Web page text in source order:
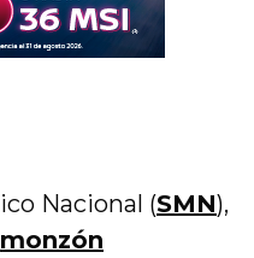
Nacional (SMN),
monzón